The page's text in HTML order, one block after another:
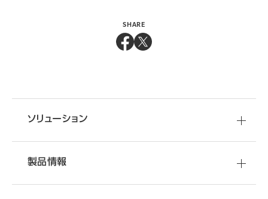
SHARE
ソリューション
製品情報